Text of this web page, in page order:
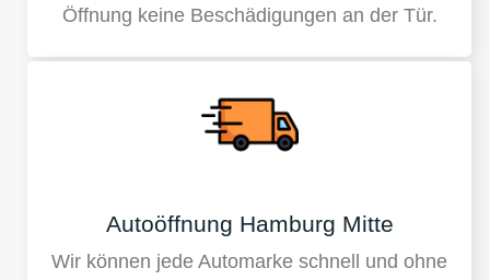
Öffnung keine Beschädigungen an der Tür.
Autoöffnung Hamburg Mitte
Wir können jede Automarke schnell und ohne